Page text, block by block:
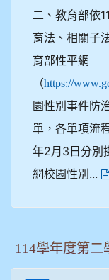
二、教育部依
育法、相關子
育部性平網
（https://
園性別事件防
單，各單項流
年2月3日分別
網校園性別...
114學年度第二